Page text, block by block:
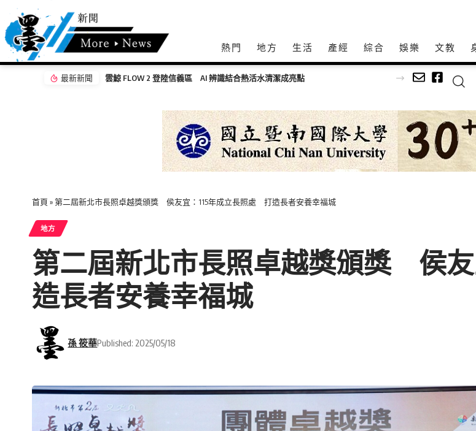
熱門 地方 生活 產經 綜合 娛樂 文教
最新新聞 一場車禍，十筆求償？拆解車禍賠償與職災的套利空間
首頁 »第二屆新北市長照卓越獎頒獎 侯友宜：115年成立長照處 打造長者安養幸福城
地方
第二屆新北市長照卓越獎頒獎 侯
造長者安養幸福城
孫 筱華Published: 2025/05/18